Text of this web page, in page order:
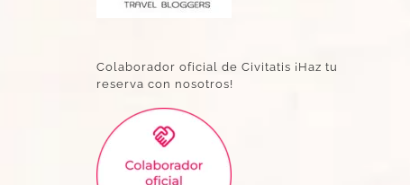
Colaborador oficial de Civitatis ¡Haz tu
reserva con nosotros!